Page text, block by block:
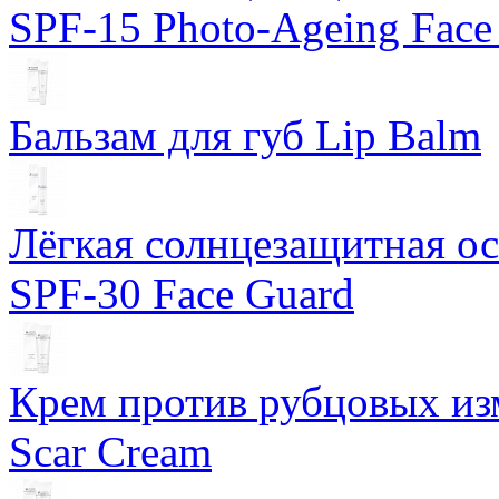
SPF-15 Photo-Ageing
Бальзам для губ Lip Balm
Лёгкая солнцезащитная
SPF-30 Face Guard
Крем против рубцовых
Scar Cream